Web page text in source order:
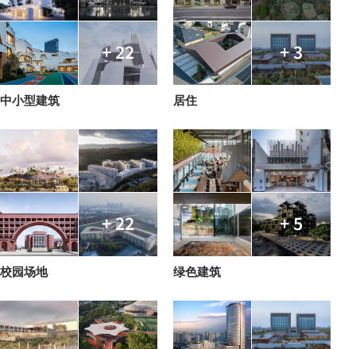
+ 22
中小型建筑
+ 3
居住
+ 22
校园场地
+ 5
绿色建筑